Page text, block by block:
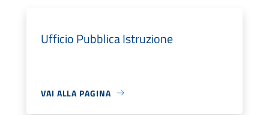
Ufficio Pubblica Istruzione
VAI ALLA PAGINA